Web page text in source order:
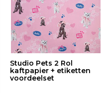
Studio Pets 2 Rol
kaftpapier + etiketten
voordeelset